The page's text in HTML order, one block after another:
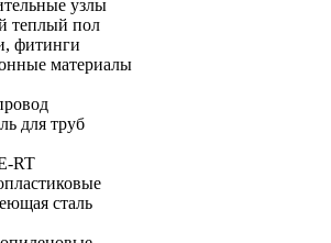
узлы
теплый пол
фитинги
материалы
для труб
RT
сталь